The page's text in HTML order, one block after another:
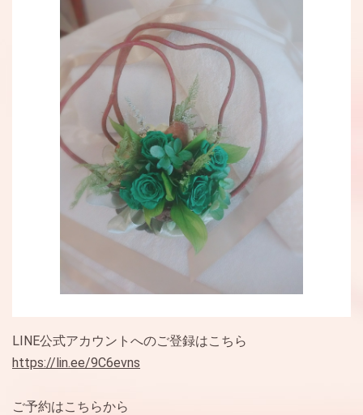
LINE公式アカウントへのご登録はこちら
https://lin.ee/9C6evns
ご予約はこちらから